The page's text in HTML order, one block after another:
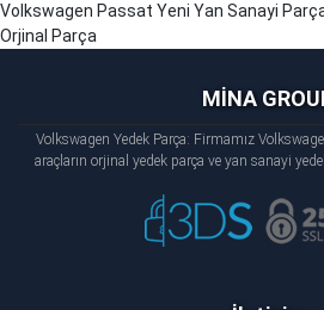
Volkswagen Passat Yeni Yan Sanayi
Orjinal Parça
MİNA
Volkswagen Yedek Parça: Firmamız
araçların orjinal yedek parça ve yan sanayi